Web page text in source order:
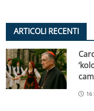
ARTICOLI RECENTI
16